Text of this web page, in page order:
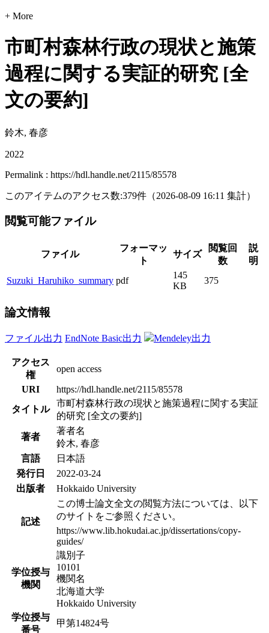
+ More
市町村森林行政の現状と施策
過程に関する実証的研究 [全
文の要約]
鈴木, 春彦
2022
Permalink : https://hdl.handle.net/2115/85578
このアイテムのアクセス数:379件 （2026-08-09 16:11 集計）
閲覧可能ファイル
ファイル
フォーマッ
ト
サイズ
閲覧回
数
説
明
Suzuki_Haruhiko_summary pdf
145
KB
375
論文情報
ファイル出力 EndNote Basic出力 Mendeley出力
アクセス
権
open access
URI
https://hdl.handle.net/2115/85578
タイトル
市町村森林行政の現状と施策過程に関する実証
的研究 [全文の要約]
著者
著者名
鈴木, 春彦
言語
日本語
発行日
2022-03-24
出版者
Hokkaido University
記述
この博士論文全文の閲覧方法については、以下
のサイトをご参照ください。
https://www.lib.hokudai.ac.jp/dissertations/copy-
guides/
学位授与
機関
識別子
10101
機関名
北海道大学
Hokkaido University
学位授与
番号
甲第14824号